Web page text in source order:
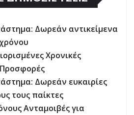
Δωρεάν αντικείμενα
Χρονικές
Δωρεάν ευκαιρίες
τους παίκτες
Ανταμοιβές για